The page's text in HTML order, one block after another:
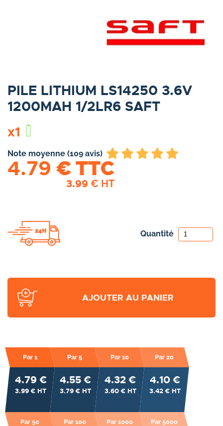
PILE LITHIUM LS14250 3.6V
1200MAH 1/2LR6 SAFT
x1
Note moyenne (109 avis)
4.79 € TTC
3.99 € HT
Quantité
AJOUTER AU PANIER
Par 1
4.79 €
3.99 € HT
Par 5
4.55 €
3.79 € HT
Par 10
4.32 €
3.60 € HT
Par 20
4.10 €
3.42 € HT
Par 50 Par 100 Par 1000 Par 5000